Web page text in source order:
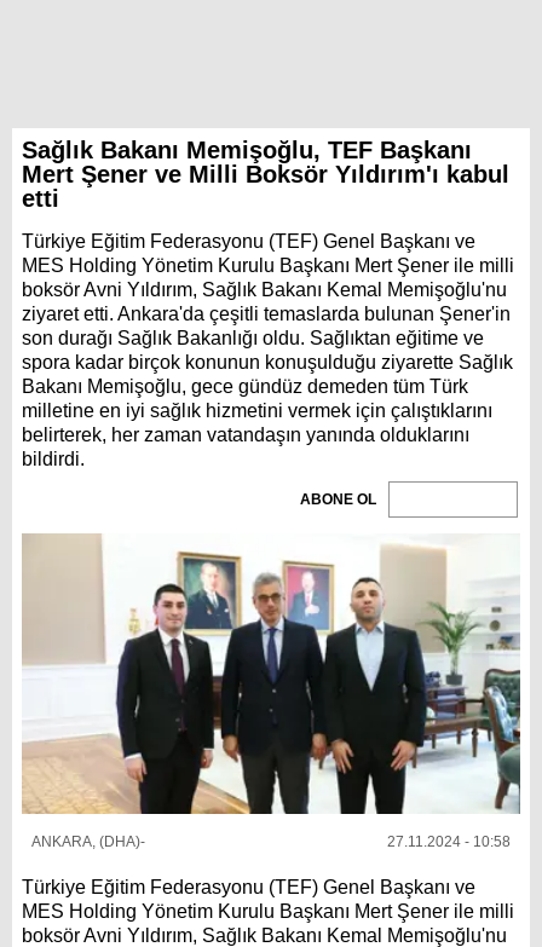
Sağlık Bakanı Memişoğlu, TEF Başkanı
Mert Şener ve Milli Boksör Yıldırım'ı kabul
etti
Türkiye Eğitim Federasyonu (TEF) Genel Başkanı ve
MES Holding Yönetim Kurulu Başkanı Mert Şener ile milli
boksör Avni Yıldırım, Sağlık Bakanı Kemal Memişoğlu'nu
ziyaret etti. Ankara'da çeşitli temaslarda bulunan Şener'in
son durağı Sağlık Bakanlığı oldu. Sağlıktan eğitime ve
spora kadar birçok konunun konuşulduğu ziyarette Sağlık
Bakanı Memişoğlu, gece gündüz demeden tüm Türk
milletine en iyi sağlık hizmetini vermek için çalıştıklarını
belirterek, her zaman vatandaşın yanında olduklarını
bildirdi.
ABONE OL
27.11.2024 - 10:58
ANKARA, (DHA)-
Türkiye Eğitim Federasyonu (TEF) Genel Başkanı ve
MES Holding Yönetim Kurulu Başkanı Mert Şener ile milli
boksör Avni Yıldırım, Sağlık Bakanı Kemal Memişoğlu'nu